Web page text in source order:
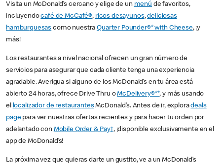
Visita un McDonald’s cercano y elige de un menú de favoritos,
incluyendocafé de McCafé®, ricos desayunos,deliciosas
hamburguesas como nuestraQuarter Pounder®* with Cheese, ¡y
más!
Los restaurantes a nivel nacional ofrecen un gran número de
servicios para asegurar que cada cliente tenga una experiencia
agradable. Averigua si alguno de los McDonald’s en tu área está
abierto 24 horas, ofrece Drive Thru oMcDelivery®**, y más usando
el localizador de restaurantesMcDonald’s. Antes de ir, exploradeals
pagepara ver nuestras ofertas recientes y para hacer tu orden por
adelantado con Mobile Order & Pay†, ¡disponible exclusivamente en el
app de McDonald’s!
La próxima vez que quieras darte un gustito, ve a un McDonald’s